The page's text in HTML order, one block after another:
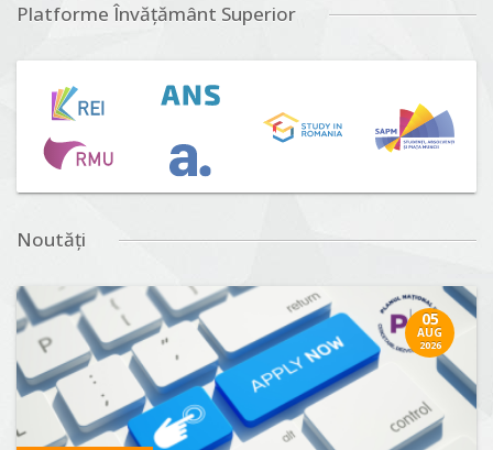
Platforme Învățământ Superior
Noutăți
05
AUG
2026